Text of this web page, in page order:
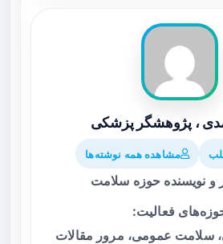
، پژوهشگر پزشکی
مشاهده همه نوشته‌ها
و نویسنده حوزه سلامت
فعالیت:
سلامت عمومی، مرور مقالات